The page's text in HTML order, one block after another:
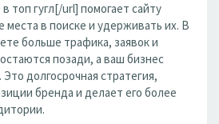
топ гугл[/url] помогает сайту
в поиске и удерживать их. В
больше трафика, заявок и
позади, а ваш бизнес
долгосрочная стратегия,
бренда и делает его более